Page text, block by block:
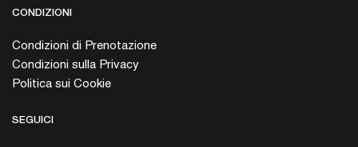
CONDIZIONI
Condizioni di Prenotazione
Condizioni sulla Privacy
Politica sui Cookie
SEGUICI